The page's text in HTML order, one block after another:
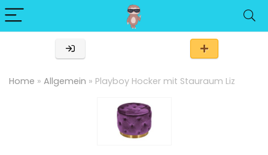
Home » Allgemein » Playboy Hocker mit Stauraum Liz